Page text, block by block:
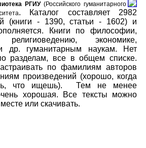
РГИУ(Российского гуманитарного
. Каталог составляет 2982
(книги - 1390, статьи - 1602) и
Книги по философии,
религиоведению, экономике,
др. гуманитарным наукам. Нет
разделам, все в общем списке.
по фамилиям авторов
произведений (хорошо, когда
что ищешь). Тем не менее
хорошая. Все тексты можно
или скачивать.